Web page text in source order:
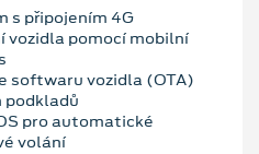
s připojením 4G
vozidla pomocí mobilní
softwaru vozidla (OTA)
podkladů
pro automatické
volání